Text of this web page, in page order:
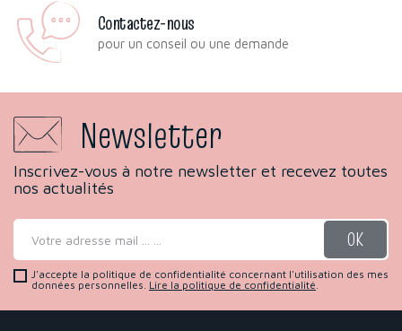
Contactez-nous
pour un conseil ou une demande
Newsletter
Inscrivez-vous à notre newsletter et recevez toutes
nos actualités
J'accepte la politique de confidentialité concernant l'utilisation des mes
données personnelles. Lire la politique de confidentialité.